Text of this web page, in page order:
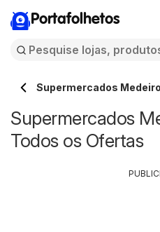
Portafolhetos
Supermercados
Supermercados
Todos os Ofertas